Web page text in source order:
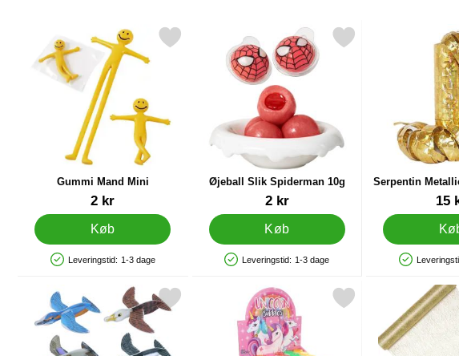
Gummi Mand Mini
2 kr
Køb
Produkttilgængelighed: På lager
Leveringstid: 1-3 dage
Markér gummi Mand Mini som favorit
Øjeball Slik Spiderman 10g
2 kr
Køb
Produkttilgængelighed: På lager
Leveringstid: 1-3 dage
Markér Øjeball Slik Spiderman 10g som favorit
Serpentin
15
Markér
Markér bird Gliders Svævefly Legetøj som favoritMarkér sæbebobler Enhjørning 50 ml som